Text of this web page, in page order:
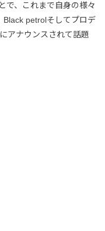
で、これまで自身の様々
Black petrolそしてプロデ
アナウンスされて話題